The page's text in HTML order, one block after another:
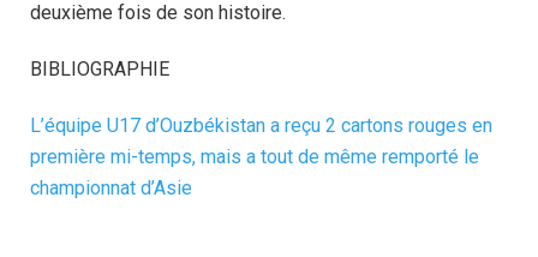
deuxième fois de son histoire.
BIBLIOGRAPHIE
L’équipe U17 d’Ouzbékistan a reçu 2 cartons rouges en
première mi-temps, mais a tout de même remporté le
championnat d’Asie